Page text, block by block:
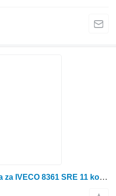
Pumpa za hlađenje motora za IVECO 8361 SRE 11 kombajna za žito